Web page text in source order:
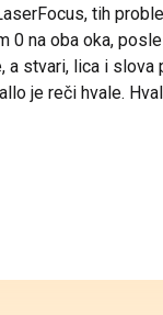
tih
na oba oka,
a stvari, lica i slova
je reči hvale.